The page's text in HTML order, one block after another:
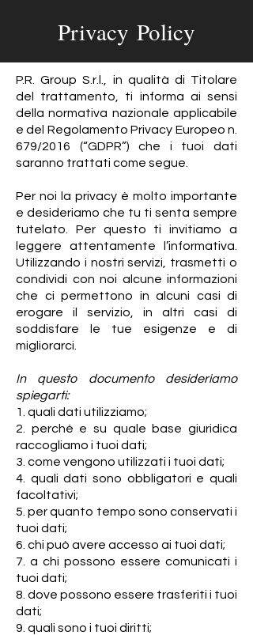
Privacy Policy
P.R. Group S.r.l., in qualità di Titolare
del trattamento, ti informa ai sensi
della normativa nazionale applicabile
e del Regolamento Privacy Europeo n.
679/2016 (“GDPR”) che i tuoi dati
saranno trattati come segue.
Per noi la privacy è molto importante
e desideriamo che tu ti senta sempre
tutelato. Per questo ti invitiamo a
leggere attentamente l’informativa.
Utilizzando i nostri servizi, trasmetti o
condividi con noi alcune informazioni
che ci permettono in alcuni casi di
erogare il servizio, in altri casi di
soddisfare le tue esigenze e di
migliorarci.
In questo documento desideriamo
spiegarti:
1. quali dati utilizziamo;
2. perché e su quale base giuridica
raccogliamo i tuoi dati;
3. come vengono utilizzati i tuoi dati;
4. quali dati sono obbligatori e quali
facoltativi;
5. per quanto tempo sono conservati i
tuoi dati;
6. chi può avere accesso ai tuoi dati;
7. a chi possono essere comunicati i
tuoi dati;
8. dove possono essere trasferiti i tuoi
dati;
9. quali sono i tuoi diritti;